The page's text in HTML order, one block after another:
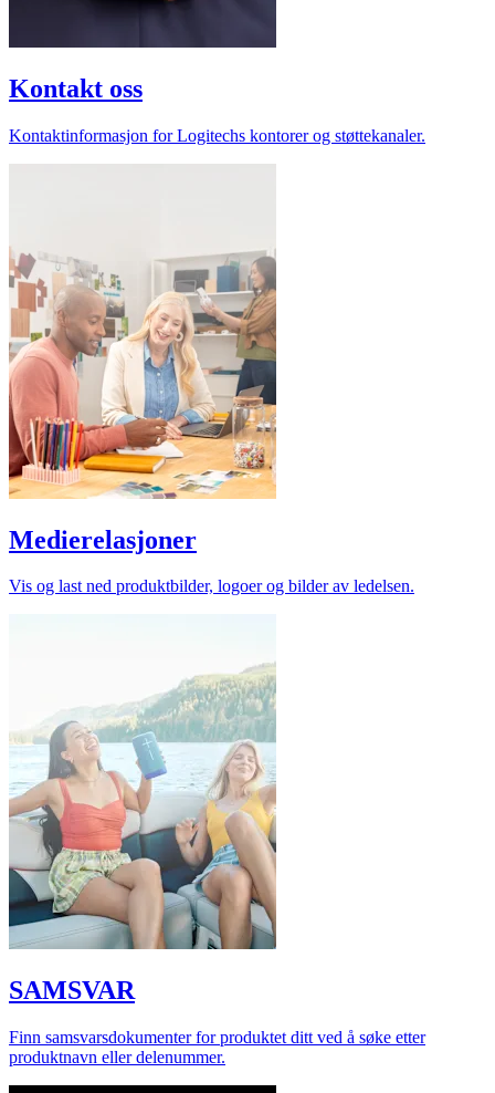
Kontakt oss
Kontaktinformasjon for Logitechs kontorer og støttekanaler.
Medierelasjoner
Vis og last ned produktbilder, logoer og bilder av ledelsen.
SAMSVAR
Finn samsvarsdokumenter for produktet ditt ved å søke etter
produktnavn eller delenummer.